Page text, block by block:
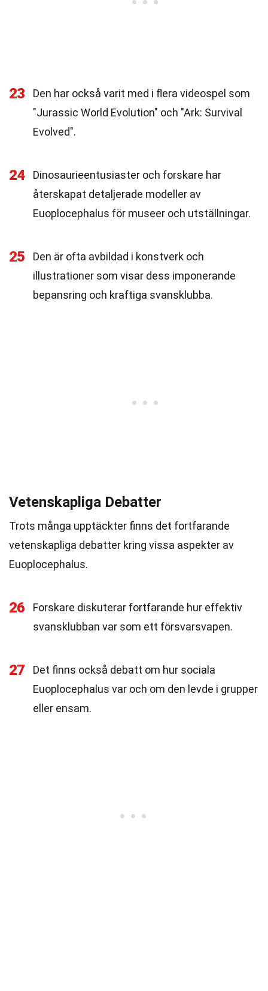
23
Den har också varit med i flera videospel som
"Jurassic World Evolution" och "Ark: Survival
Evolved".
24
Dinosaurieentusiaster och forskare har
återskapat detaljerade modeller av
Euoplocephalus för museer och utställningar.
25
Den är ofta avbildad i konstverk och
illustrationer som visar dess imponerande
bepansring och kraftiga svansklubba.
Vetenskapliga Debatter
Trots många upptäckter finns det fortfarande
vetenskapliga debatter kring vissa aspekter av
Euoplocephalus.
26
Forskare diskuterar fortfarande hur effektiv
svansklubban var som ett försvarsvapen.
27
Det finns också debatt om hur sociala
Euoplocephalus var och om den levde i grupper
eller ensam.